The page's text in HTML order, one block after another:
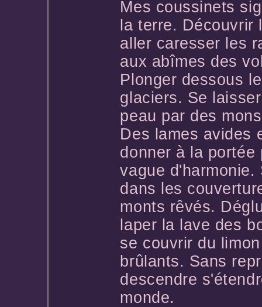
Mes coussinets
la terre. Découvrir
aller caresser les
aux abîmes des
Plonger dessous
glaciers. Se
peau par des
Des lames avides
donner à la portée
vague
dans les
monts rêvés.
laper la lave des
se couvrir du
brûlants. Sans
descendre
monde.